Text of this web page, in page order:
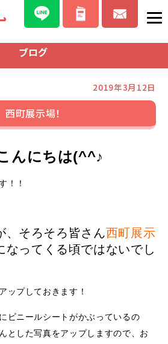
ブログ
2019年3月12日
西町展示場！
んにちは(^^♪
！！
、そろそろ皆さん西町展示
なってくる頃ではないでし
ップしておきます！
ビニールシートがかぶっているの
とした写真をアップしますので、お